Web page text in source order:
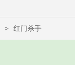
> 红门杀手